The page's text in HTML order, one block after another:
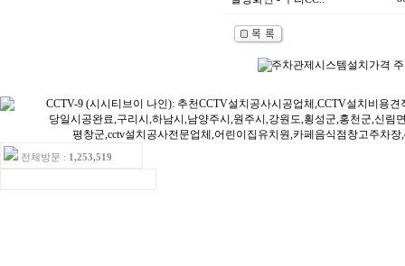
전체방문 : 1,253,519